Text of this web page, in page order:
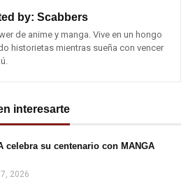
by: Scabbers
de anime y manga. Vive en un hongo
historietas mientras sueña con vencer
interesarte
celebra su centenario con MANGA
2026